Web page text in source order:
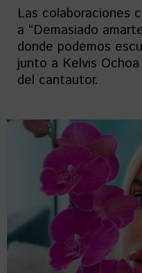
Las colaboraciones
a “Demasiado
donde podemos
junto a Kelvis
del cantautor.